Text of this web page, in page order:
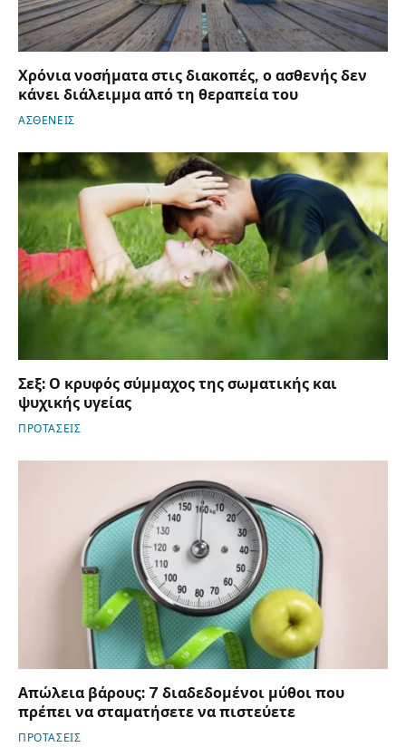
Χρόνια νοσήματα στις διακοπές, ο ασθενής δεν
κάνει διάλειμμα από τη θεραπεία του
ΑΣΘΕΝΕΙΣ
Σεξ: Ο κρυφός σύμμαχος της σωματικής και
ψυχικής υγείας
ΠΡΟΤΑΣΕΙΣ
Απώλεια βάρους: 7 διαδεδομένοι μύθοι που
πρέπει να σταματήσετε να πιστεύετε
ΠΡΟΤΑΣΕΙΣ